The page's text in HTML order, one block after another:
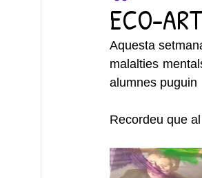
ECO-
Aquesta
malalties
alumnes puguin
Recordeu que